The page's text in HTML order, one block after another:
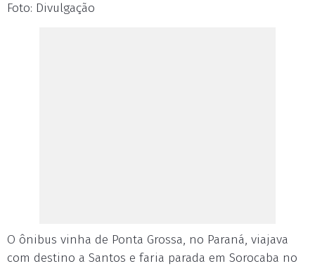
Foto: Divulgação
O ônibus vinha de Ponta Grossa, no Paraná, viajava
com destino a Santos e faria parada em Sorocaba no